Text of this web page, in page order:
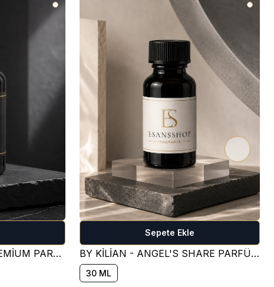
CREED - AVENTUS - PREMİUM PARFÜM ESANSI ( FRESH )
Sepete Ekle
BY KİLİAN - ANGEL'S SHARE PARFÜM ESANSI ( TATLI )
30 ML